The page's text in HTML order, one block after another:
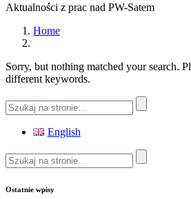
Aktualności z prac nad PW-Satem
Home
Sorry, but nothing matched your search.
different keywords.
English
Ostatnie wpisy